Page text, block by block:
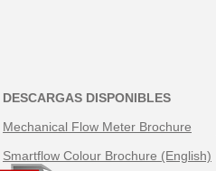
DESCARGAS DISPONIBLES
Mechanical Flow Meter Brochure
Smartflow Colour Brochure (English)